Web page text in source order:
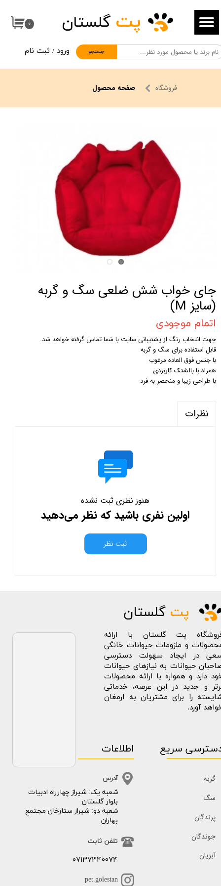
۰
جستجو
پت گلستان
ورود / ثبت نام
حساب کاربری من
تغییر گذر واژه
سفارشات
خروج از حساب کاربری
فروشگاه صفحه محصول
جای خواب شش ضلعی سگ و گربه
(سایز M)
اتمام موجودی
جهت انتخاب رنگ از پشتیبانی سایت با شما تماس گرفته خواهد شد.
قابل استفاده برای سگ و گربه
با جنس فوق العاده مرغوب
همراه با بالشتک کاربردی
با طراحی زیبا و منحصر به فرد
نظرات
هنوز نظری ثبت نشده
اولین نفری باشید که نظر می‌دهید
ثبت نظر
پت گلستان
پت گلستان با ارائه
و ملزومات حیوانات خانگی
در ایجاد سهولت دسترسی
حیوانات به نیازهای حیوانات
دارد و همواره با ارائه محصولات
و جدید در این عرصه، خدماتی
را برای مشتریان به ارمغان
آورد.
سریع
گربه
سگ
پرندگان
جوندگان
آبزیان
​​شعبه یک: شیراز چهارراه ادبیات
بلوار گلستان
شعبه دو: شیراز ستارخان مجتمع
بهاران
اطلاعات
آدرس
تلفن ثابت
07137340074
pet.golestan